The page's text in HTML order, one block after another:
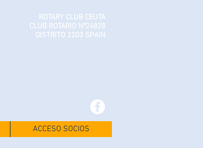
ROTARY CLUB CEUTA
CLUB ROTARIO Nº24828
DISTRITO 2203 SPAIN
ACCESO SOCIOS